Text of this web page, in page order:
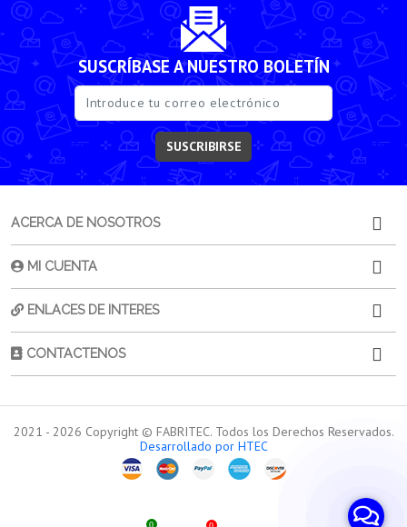
0 0
SUSCRÍBASE A NUESTRO BOLETÍN
SUSCRIBIRSE
ACERCA DE NOSOTROS
MI CUENTA
ENLACES DE INTERES
CONTACTENOS
2021 - 2026 Copyright © FABRITEC. Todos los Derechos Reservados.
Desarrollado por HTEC